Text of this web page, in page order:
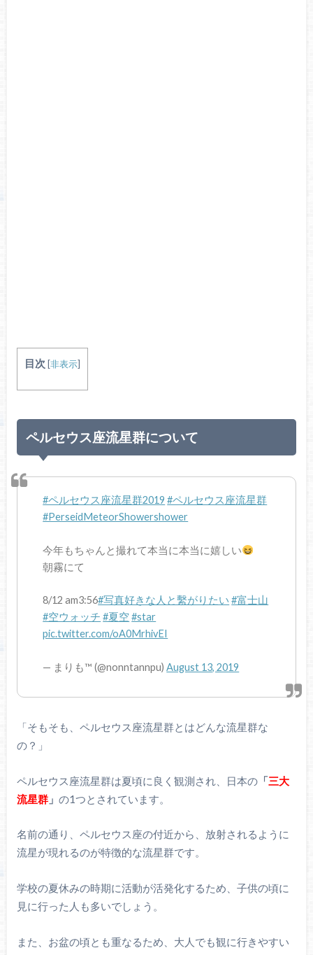
目次 [非表示]
ペルセウス座流星群について
#ペルセウス座流星群2019 #ペルセウス座流星群
#PerseidMeteorShowershower
今年もちゃんと撮れて本当に本当に嬉しい
朝霧にて
8/12 am3:56#写真好きな人と繫がりたい #富士山
#空ウォッチ #夏空#star
pic.twitter.com/oA0MrhivEI
— まりも™ (@nonntannpu)August 13, 2019
「そもそも、ペルセウス座流星群とはどんな流星群な
の？」
ペルセウス座流星群は夏頃に良く観測され、日本の「三大
流星群」 の1つとされています。
名前の通り、ペルセウス座の付近から、放射されるように
流星が現れるのが特徴的な流星群です。
学校の夏休みの時期に活動が活発化するため、子供の頃に
見に行った人も多いでしょう。
また、お盆の頃とも重なるため、大人でも観に行きやすい